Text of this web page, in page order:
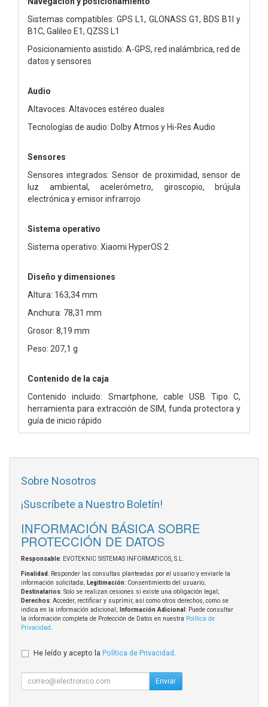
Sistemas compatibles: GPS L1, GLONASS G1, BDS B1I y
B1C, Galileo E1, QZSS L1
Posicionamiento asistido: A-GPS, red inalámbrica, red de
datos y sensores
Audio
Altavoces: Altavoces estéreo duales
Tecnologías de audio: Dolby Atmos y Hi-Res Audio
Sensores
Sensores integrados: Sensor de proximidad, sensor de
luz ambiental, acelerómetro, giroscopio, brújula
electrónica y emisor infrarrojo
Sistema operativo
Sistema operativo: Xiaomi HyperOS 2
Diseño y dimensiones
Altura: 163,34 mm
Anchura: 78,31 mm
Grosor: 8,19 mm
Peso: 207,1 g
Contenido de la caja
Contenido incluido: Smartphone, cable USB Tipo C,
herramienta para extracción de SIM, funda protectora y
guía de inicio rápido
Sobre Nosotros
¡Suscríbete a Nuestro Boletín!
INFORMACIÓN BÁSICA SOBRE
PROTECCIÓN DE DATOS
Responsable: EVOTEKNIC SISTEMAS INFORMATICOS, S.L.
Finalidad: Responder las consultas planteadas por el usuario y enviarle la
información solicitada; Legitimación: Consentimiento del usuario;
Destinatarios: Solo se realizan cesiones si existe una obligación legal;
Derechos: Acceder, rectificar y suprimir, así como otros derechos, como se
indica en la información adicional;
Información Adicional : Puede consultar
la información completa de Protección de Datos en nuestra Política de
Privacidad
He leído y acepto la Política de Privacidad
Enviar